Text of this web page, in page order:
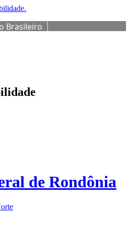
Brasileiro
de Rondônia